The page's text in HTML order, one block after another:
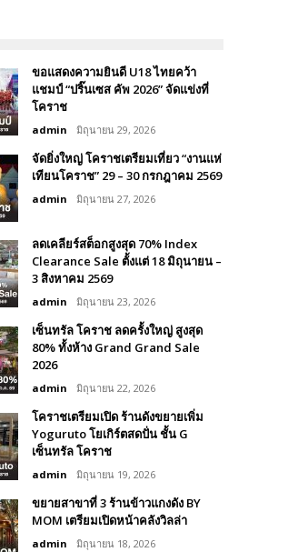
ขอแสดงความยินดี U18 ไทยคว้า
แชมป์ “ปริ๊นเซส คัพ 2026” จัดแข่งที่
โคราช
admin มิถุนายน 29, 2026
จัดยิ่งใหญ่ โคราชเตรียมเที่ยว “งานแห่
เทียนโคราช” 29 – 30 กรกฎาคม 2569
admin มิถุนายน 27, 2026
ลดเคลียร์สต็อกสูงสุด 70% Index
Clearance Sale ตั้งแต่ 18 มิถุนายน –
3 สิงหาคม 2569
admin มิถุนายน 23, 2026
เซ็นทรัล โคราช ลดครั้งใหญ่ สูงสุด
80% ทั้งห้าง Grand Grand Sale
2026
admin มิถุนายน 22, 2026
โคราชเตรียมเปิด ร้านดังขยายเพิ่ม
Yoguruto โยเกิร์ตสดปั่น ชั้น G
เซ็นทรัล โคราช
admin มิถุนายน 19, 2026
ขยายสาขาที่ 3 ร้านข้าวแกงดัง BY
MOM เตรียมเปิดหน้าคลังวิลล่า
admin มิถุนายน 18, 2026